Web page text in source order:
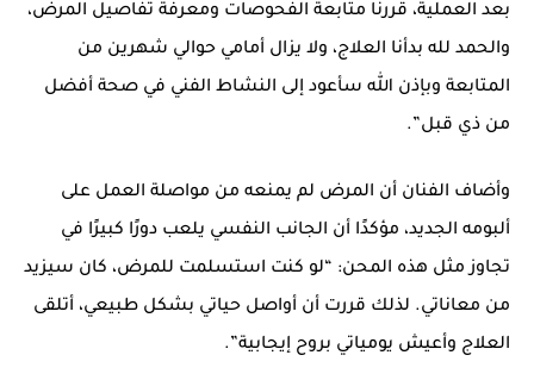
بعد العملية، قررنا متابعة الفحوصات ومعرفة تفاصيل المرض،
والحمد لله بدأنا العلاج، ولا يزال أمامي حوالي شهرين من
المتابعة وبإذن الله سأعود إلى النشاط الفني في صحة أفضل
من ذي قبل”.
وأضاف الفنان أن المرض لم يمنعه من مواصلة العمل على
ألبومه الجديد، مؤكدًا أن الجانب النفسي يلعب دورًا كبيرًا في
تجاوز مثل هذه المحن: “لو كنت استسلمت للمرض، كان سيزيد
من معاناتي. لذلك قررت أن أواصل حياتي بشكل طبيعي، أتلقى
العلاج وأعيش يومياتي بروح إيجابية”.